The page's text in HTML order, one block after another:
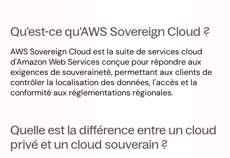
Qu'est-ce qu'AWS Sovereign Cloud ?
AWS Sovereign Cloud est la suite de services cloud
d'Amazon Web Services conçue pour répondre aux
exigences de souveraineté, permettant aux clients de
contrôler la localisation des données, l'accès et la
conformité aux réglementations régionales.
Quelle est la différence entre un cloud
privé et un cloud souverain ?